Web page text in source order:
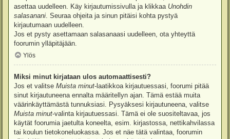
asettaa uudelleen. Käy kirjautumissivulla ja klikkaa Unohdin
salasanani . Seuraa ohjeita ja sinun pitäisi kohta pystyä
kirjautumaan uudelleen.
Jos et pysty asettamaan salasanaasi uudelleen, ota yhteyttä
foorumin ylläpitäjään.
Ylös
Miksi minut kirjataan ulos automaattisesti?
Jos et valitse Muista minut-laatikkoa kirjautuessasi, foorumi pitää
sinut kirjautuneena ennalta määritellyn ajan. Tämä estää muita
väärinkäyttämästä tunnuksiasi. Pysyäksesi kirjautuneena, valitse
Muista minut-valinta kirjautuessasi. Tämä ei ole suositeltavaa, jos
käytät foorumia jaetulta koneelta, esim. kirjastossa, nettikahvilassa
tai koulun tietokoneluokassa. Jos et näe tätä valintaa, foorumin